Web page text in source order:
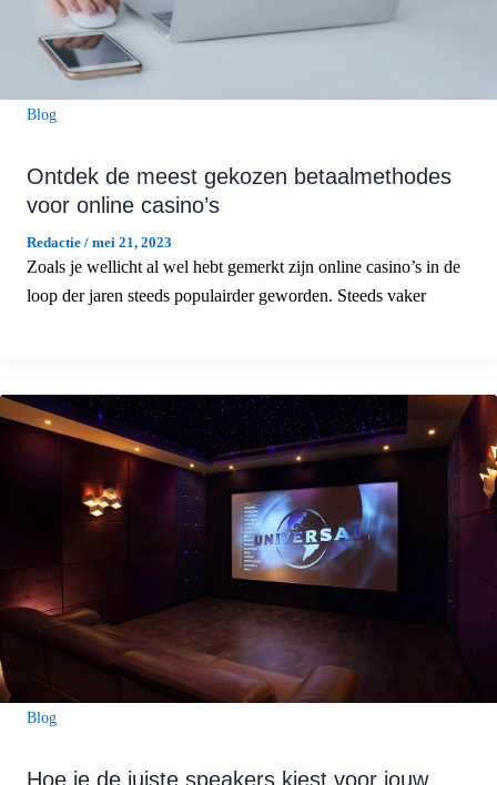
Blog
Ontdek de meest gekozen betaalmethodes
voor online casino’s
Redactie / mei 21, 2023
Zoals je wellicht al wel hebt gemerkt zijn online casino’s in de
loop der jaren steeds populairder geworden. Steeds vaker
Blog
Hoe je de juiste speakers kiest voor jouw